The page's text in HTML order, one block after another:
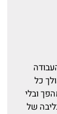
כל
ובלי
של